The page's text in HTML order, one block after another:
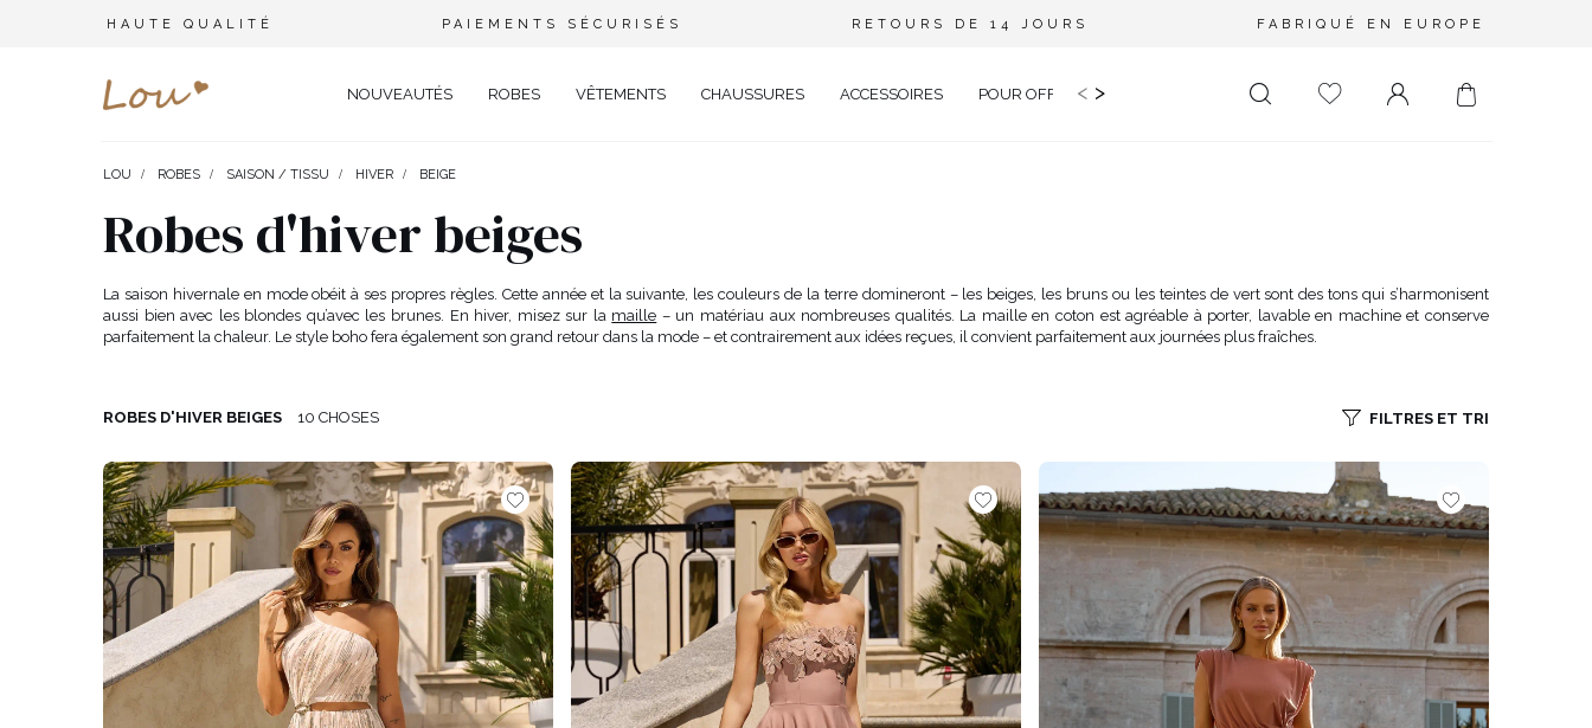
HAUTE QUALITÉ PAIEMENTS SÉCURISÉS RETOURS DE 14 JOURS FABRIQUÉ EN EUROPE
NOUVEAUTÉS ROBES
FÊTE DE MARIAGE
MARIAGE
BAPTÊME
NOUVELLE ANNÉE
BAL DE PROMO
COMMUNION
OFFICIEL
ÉLÉGANT
SOIRÉE
DENTELLE
APPARIÉ
ÉVASÉ
ASYMÉTRIQUE
BOHO
JEAN
TRICOTÉ
MIDI
MAXI
DANS LE DOS
CARRÉ
ASYMÉTRIQUE
SAISON / TISSU MANCHES / BRETELLES
CATÉGORIES
PLUS
VÊTEMENTS
COMBINAISONS
T-SHIRTS
JUPES
VOIR TOUS
CHAUSSURES ACCESSOIRES
BRANCHES
CEINTURES
BIJOUX
VOIR TOUS
POUR OFFRIR MARIAGE PLUS SIZE SALE
< >
LOU ROBES SAISON / TISSU HIVER BEIGE
Robes d'hiver beiges
La saison hivernale en mode obéit à ses propres règles. Cette année et la suivante, les couleurs de la terre domineront – les beiges, les bruns ou les teintes de vert sont des tons qui s’harmonisent
aussi bien avec les blondes qu’avec les brunes. En hiver, misez sur la maille – un matériau aux nombreuses qualités. La maille en coton est agréable à porter, lavable en machine et conserve
parfaitement la chaleur. Le style boho fera également son grand retour dans la mode – et contrairement aux idées reçues, il convient parfaitement aux journées plus fraîches.
ROBES D'HIVER BEIGES 10 CHOSES FILTRES ET TRI